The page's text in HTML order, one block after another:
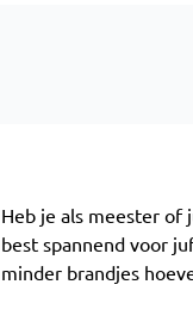
Heb je als meester of
best spannend voor
minder brandjes